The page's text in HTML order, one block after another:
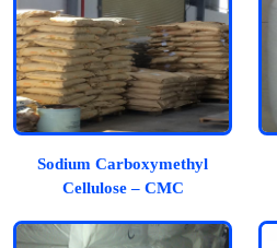
Sodium Carboxymethyl
Cellulose – CMC